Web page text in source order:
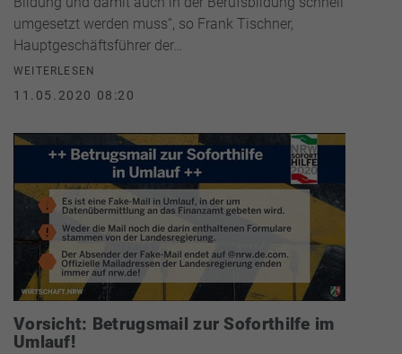
umgesetzt werden muss“, so Frank Tischner,
Hauptgeschäftsführer der…
WEITERLESEN
11.05.2020 08:20
Vorsicht: Betrugsmail zur Soforthilfe im
Umlauf!